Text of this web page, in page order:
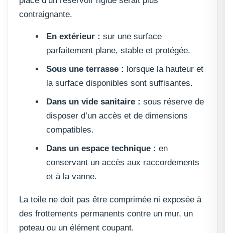
contraignante.
En extérieur : sur une surface
parfaitement plane, stable et protégée.
Sous une terrasse : lorsque la hauteur et
la surface disponibles sont suffisantes.
Dans un vide sanitaire : sous réserve de
disposer d’un accès et de dimensions
compatibles.
Dans un espace technique : en
conservant un accès aux raccordements
et à la vanne.
La toile ne doit pas être comprimée ni exposée à
des frottements permanents contre un mur, un
poteau ou un élément coupant.